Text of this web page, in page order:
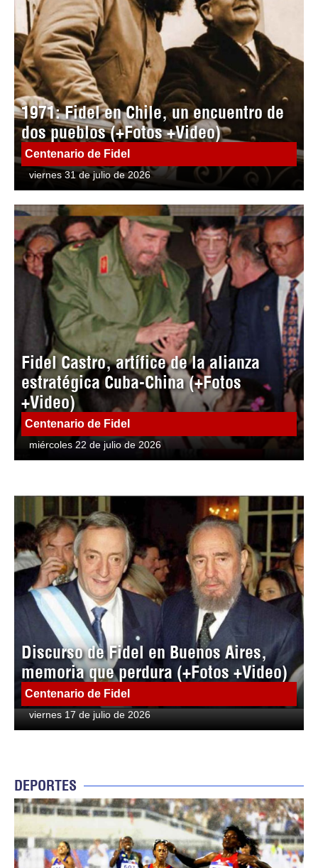
1971: Fidel en Chile, un encuentro de
dos pueblos (+Fotos +Video)
Centenario de Fidel
viernes 31 de julio de 2026
Fidel Castro, artífice de la alianza
estratégica Cuba-China (+Fotos
+Video)
Centenario de Fidel
miércoles 22 de julio de 2026
Discurso de Fidel en Buenos Aires,
memoria que perdura (+Fotos +Video)
Centenario de Fidel
viernes 17 de julio de 2026
DEPORTES